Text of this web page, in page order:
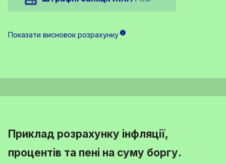
Показати висновок розрахунку
Приклад розрахунку інфляції,
процентів та пені на суму боргу.